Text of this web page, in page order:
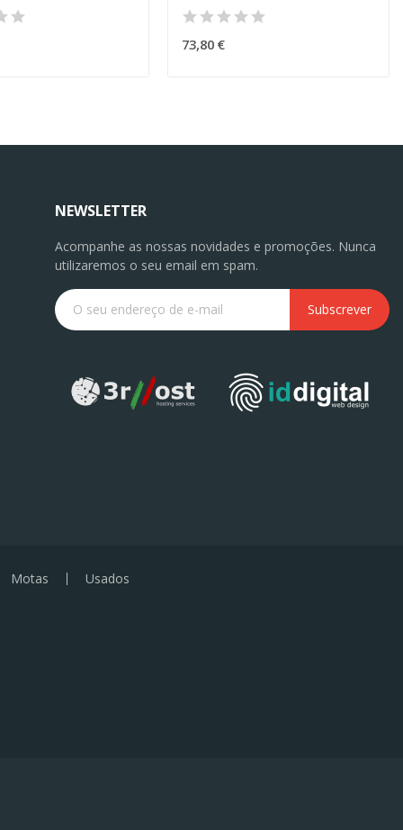
73,80 €
NEWSLETTER
Acompanhe as nossas novidades e promoções. Nunca
utilizaremos o seu email em spam.
Subscrever
Motas Usados